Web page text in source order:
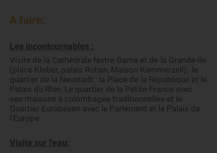
A faire:
Les incontournables :
Visite de la Cathédrale Notre-Dame et de la Grande-Ile
(place Kleber, palais Rohan, Maison Kammerzell), le
quartier de la Neustadt, la Place de la République et le
Palais du Rhin. Le quartier de la Petite-France avec
ses maisons à colombages traditionnelles et le
Quartier Européeen avec le Parlement et le Palais de
l'Europe.
Visite sur l'eau: